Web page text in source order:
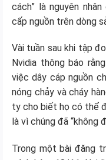
cách” là nguyên
cấp nguồn trên dòng
Vài tuần sau khi tập
Nvidia thông báo
việc dây cáp nguồn
nóng chảy và cháy
ty cho biết họ có thể
là vì chúng đã “không
Trong một bài đăng